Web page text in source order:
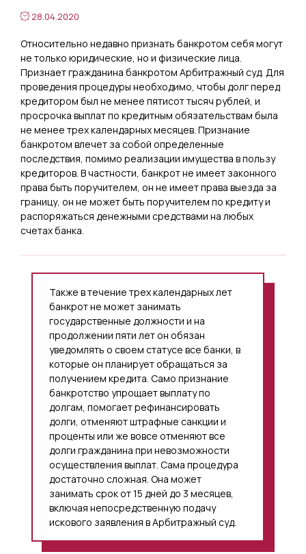
28.04.2020
Относительно недавно признать банкротом себя могут
не только юридические, но и физические лица.
Признает гражданина банкротом Арбитражный суд. Для
проведения процедуры необходимо, чтобы долг перед
кредитором был не менее пятисот тысяч рублей, и
просрочка выплат по кредитным обязательствам была
не менее трех календарных месяцев. Признание
банкротом влечет за собой определенные
последствия, помимо реализации имущества в пользу
кредиторов. В частности, банкрот не имеет законного
права быть поручителем, он не имеет права выезда за
границу, он не может быть поручителем по кредиту и
распоряжаться денежными средствами на любых
счетах банка.
Также в течение трех календарных лет
банкрот не может занимать
государственные должности и на
продолжении пяти лет он обязан
уведомлять о своем статусе все банки, в
которые он планирует обращаться за
получением кредита. Само признание
банкротство упрощает выплату по
долгам, помогает рефинансировать
долги, отменяют штрафные санкции и
проценты или же вовсе отменяют все
долги гражданина при невозможности
осуществления выплат. Сама процедура
достаточно сложная. Она может
занимать срок от 15 дней до 3 месяцев,
включая непосредственную подачу
искового заявления в Арбитражный суд.